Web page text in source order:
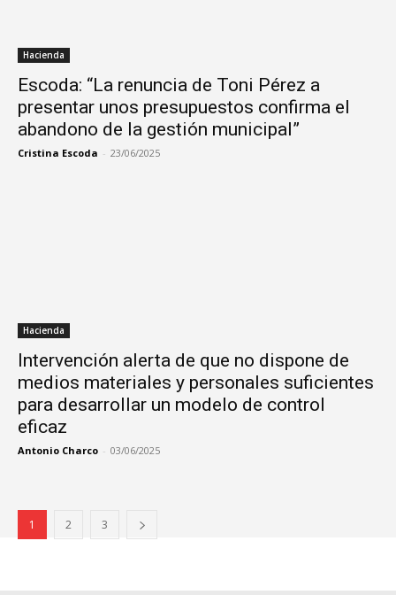
Hacienda
Escoda: “La renuncia de Toni Pérez a
presentar unos presupuestos confirma el
abandono de la gestión municipal”
Cristina Escoda - 23/06/2025
Hacienda
Intervención alerta de que no dispone de
medios materiales y personales suficientes
para desarrollar un modelo de control
eficaz
Antonio Charco - 03/06/2025
1 2 3